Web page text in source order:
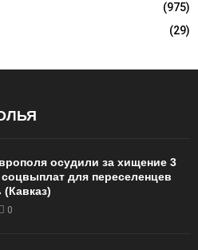
(975)
(29)
осудили за хищение 3
для переселенцев
0